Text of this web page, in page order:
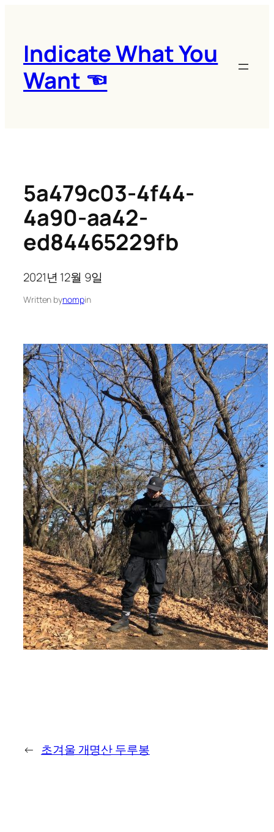
Indicate What You
Want ☜
5a479c03-4f44-
4a90-aa42-
ed84465229fb
2021년 12월 9일
Written bynompin
← 초겨울 개명산 두루봉